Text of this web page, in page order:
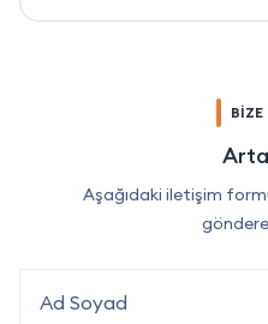
BİZE
Aşağıdaki iletişim